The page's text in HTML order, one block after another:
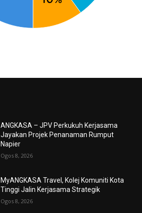
ANGKASA – JPV Perkukuh Kerjasama
Jayakan Projek Penanaman Rumput
Napier
Ogos 8, 2026
MyANGKASA Travel, Kolej Komuniti Kota
Tinggi Jalin Kerjasama Strategik
Ogos 8, 2026